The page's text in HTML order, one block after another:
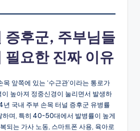
증후군, 주부님들
필요한 진짜 이유
앞쪽에 있는 ‘수근관’이라는 통로가
높아져 정중신경이 눌리면서 발생하
국내 주부 손목 터널 증후군 유병률
며, 특히 40~50대에서 발병률이 높게
되는 가사 노동, 스마트폰 사용, 육아로